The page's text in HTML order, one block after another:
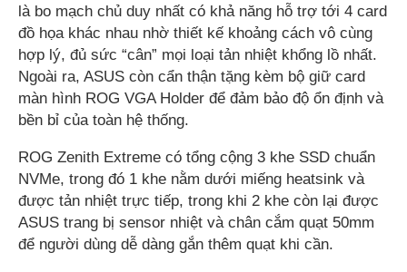
là bo mạch chủ duy nhất có khả năng hỗ trợ tới 4 card
đồ họa khác nhau nhờ thiết kế khoảng cách vô cùng
hợp lý, đủ sức “cân” mọi loại tản nhiệt khổng lồ nhất.
Ngoài ra, ASUS còn cẩn thận tặng kèm bộ giữ card
màn hình ROG VGA Holder để đảm bảo độ ổn định và
bền bỉ của toàn hệ thống.
ROG Zenith Extreme có tổng cộng 3 khe SSD chuẩn
NVMe, trong đó 1 khe nằm dưới miếng heatsink và
được tản nhiệt trực tiếp, trong khi 2 khe còn lại được
ASUS trang bị sensor nhiệt và chân cắm quạt 50mm
để người dùng dễ dàng gắn thêm quạt khi cần.